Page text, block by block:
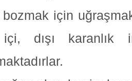
için
dışı karanlık